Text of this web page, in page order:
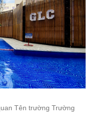
Tên trường Trường